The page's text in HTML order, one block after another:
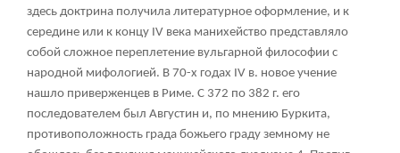
здесь доктрина получила литературное оформление, и к
середине или к концу IV века манихейство представляло
собой сложное переплетение вульгарной философии с
народной мифологией. В 70-х годах IV в. новое учение
нашло приверженцев в Риме. С 372 по 382 г. его
последователем был Августин и, по мнению Буркита,
противоположность града божьего граду земному не